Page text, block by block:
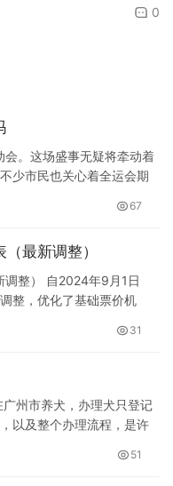
0
。这场盛事无疑将牵动着
少市民也关心着全运会期
67
最新调整）
调整） 自2024年9月1日
整，优化了基础票价机
31
州市养犬，办理犬只登记
以及整个办理流程，是许
51